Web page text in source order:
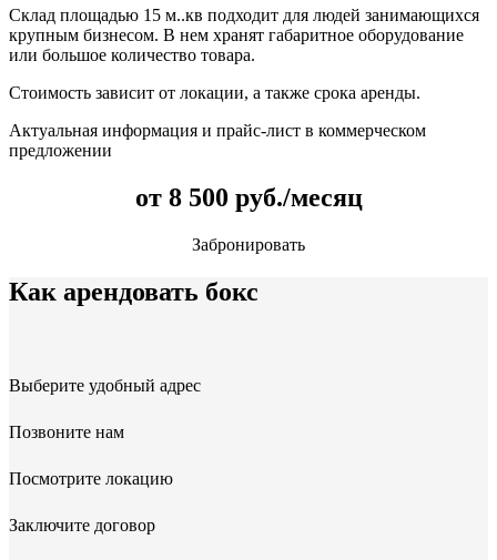
Склад площадью 15 м..кв подходит для людей занимающихся
крупным бизнесом. В нем хранят габаритное оборудование
или большое количество товара.
Стоимость зависит от локации, а также срока аренды.
Актуальная информация и прайс-лист в коммерческом
предложении
от 8 500 руб./месяц
Забронировать
Как арендовать бокс
Выберите удобный адрес
Позвоните нам
Посмотрите локацию
Заключите договор